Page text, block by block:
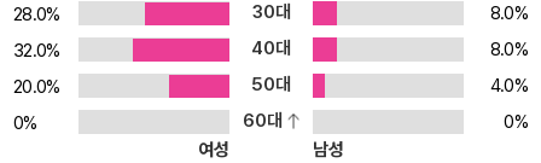
보는 책이 아니라, 두 개의 도난당한 삶을 조사하는 책을 만들어 낸
다.”―《더 뉴요커》 우리 모두 ‘누가 죽였는가’가 아닌 ‘누가 죽었는
가’에 열광한다! 『질문 좀 드리겠습니다』는 여성 혐오(Misogyny)의
복잡하면서도 단순한 측면을 다룬 작품으로, 고등학교를 비롯한 사회
곳곳의 여성 혐오의 다양한 측면을 아우르면서도 그 모든 문제가 여
28.0%
30대
8.0%
32.0%
40대
8.0%
20.0%
50대
4.0%
0%
60대
0%
여성
남성